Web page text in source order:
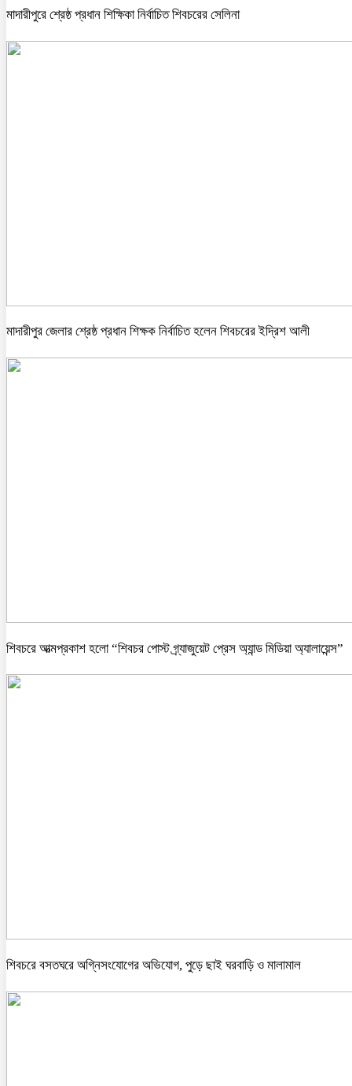
মাদারীপুরে শ্রেষ্ঠ প্রধান শিক্ষিকা নির্বাচিত শিবচরের সেলিনা
মাদারীপুর জেলার শ্রেষ্ঠ প্রধান শিক্ষক নির্বাচিত হলেন শিবচরের ইদ্রিশ আলী
শিবচরে আত্মপ্রকাশ হলো “শিবচর পোস্ট গ্র্যাজুয়েট প্রেস অ্যান্ড মিডিয়া অ্যালায়েন্স”
শিবচরে বসতঘরে অগ্নিসংযোগের অভিযোগ, পুড়ে ছাই ঘরবাড়ি ও মালামাল